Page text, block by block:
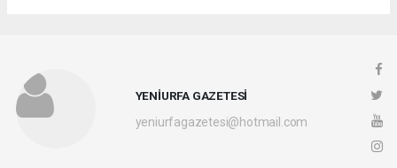
YENİURFA GAZETESİ
yeniurfagazetesi@hotmail.com